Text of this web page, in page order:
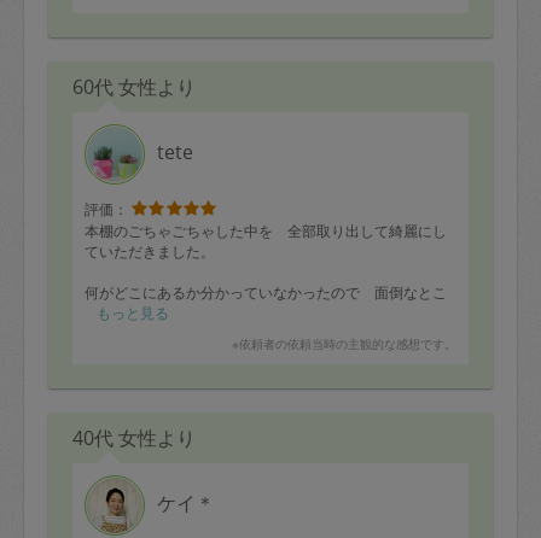
60代 女性より
tete
評価：
本棚のごちゃごちゃした中を 全部取り出して綺麗にし
ていただきました。
何がどこにあるか分かっていなかったので 面倒なとこ
ろを取り組んでいただき助かりました。
本当にありがとうございました。
もっと見る
※依頼者の依頼当時の主観的な感想です。
40代 女性より
ケイ＊